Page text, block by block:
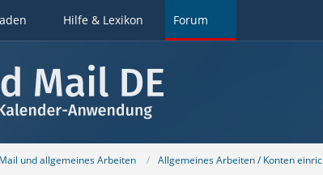
Hilfe & Lexikon Forum
und allgemeines Arbeiten Allgemeines Arbeiten / Konten